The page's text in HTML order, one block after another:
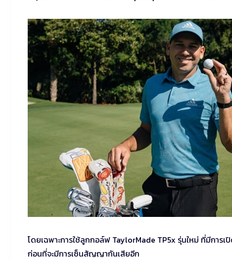
โดยเฉพาะการใช้ลูกกอล์ฟ TaylorMade TP5x รุ่นใหม่ ที่มีการ
ก่อนที่จะมีการเซ็นสัญญากันเสียอีก